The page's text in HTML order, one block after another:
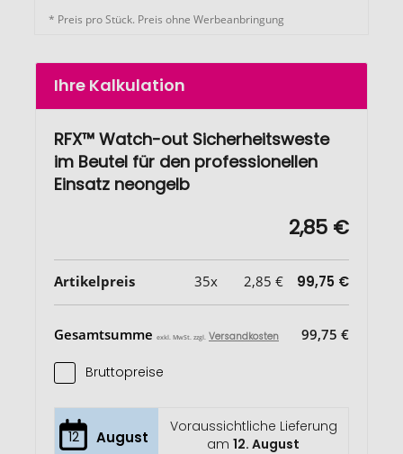
* Preis pro Stück. Preis ohne Werbeanbringung
Ihre Kalkulation
RFX™ Watch-out Sicherheitsweste
im Beutel für den professionellen
Einsatz neongelb
2,85 €
Artikelpreis 35x 2,85 € 99,75 €
Gesamtsumme exkl. MwSt. zzgl. Versandkosten 99,75 €
Bruttopreise
12 August
Voraussichtliche Lieferung
am12. August